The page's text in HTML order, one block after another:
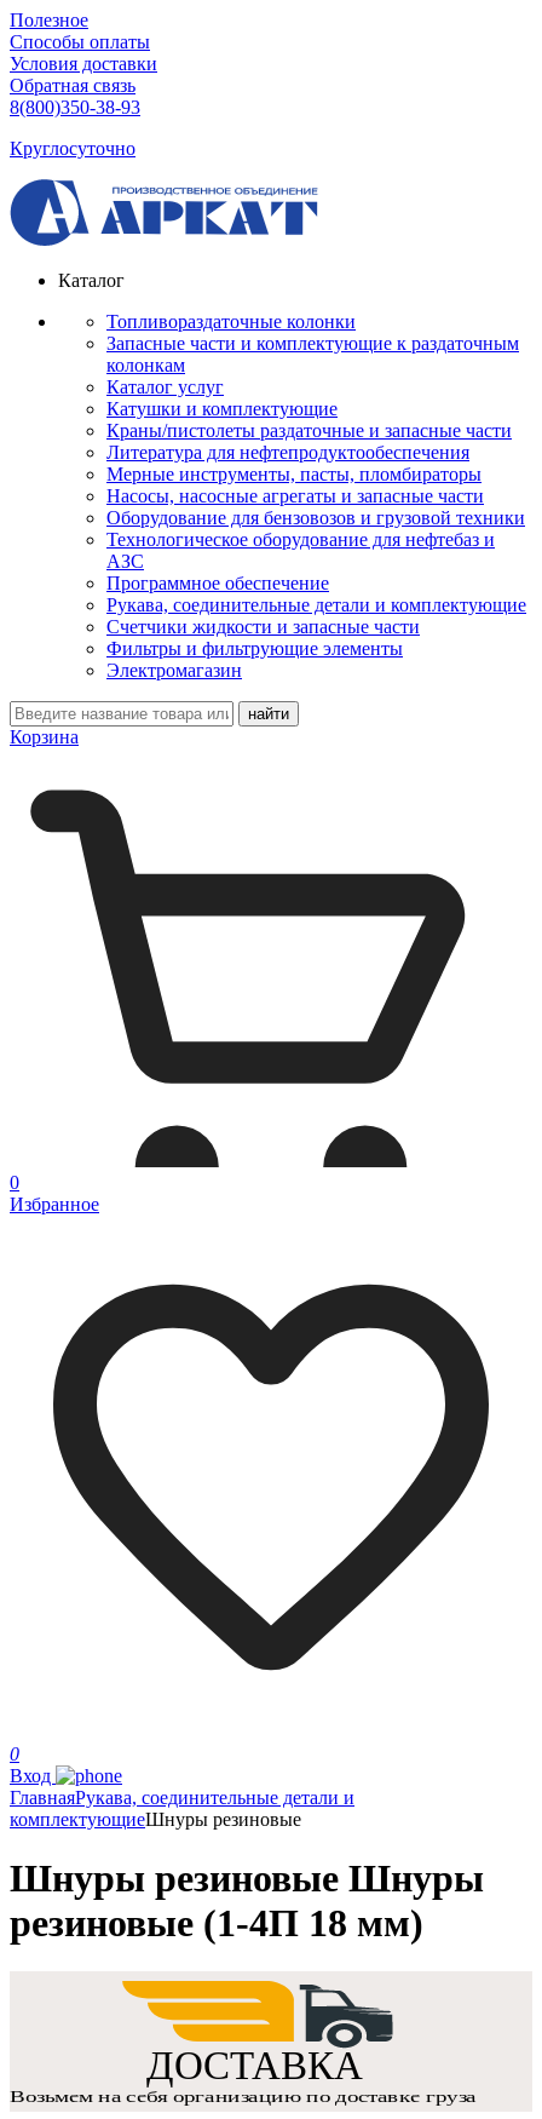
Полезное
Способы оплаты
Условия доставки
Обратная связь
8(800)350-38-93
Круглосуточно
Каталог
Топливораздаточные колонки
Запасные части и комплектующие к раздаточным
колонкам
Каталог услуг
Катушки и комплектующие
Краны/пистолеты раздаточные и запасные части
Литература для нефтепродуктообеспечения
Мерные инструменты, пасты, пломбираторы
Насосы, насосные агрегаты и запасные части
Оборудование для бензовозов и грузовой техники
Технологическое оборудование для нефтебаз и
АЗС
Программное обеспечение
Рукава, соединительные детали и комплектующие
Счетчики жидкости и запасные части
Фильтры и фильтрующие элементы
Электромагазин
Корзина
0
Избранное
0
Вход
ГлавнаяРукава, соединительные детали и
комплектующиеШнуры резиновые
Шнуры резиновые Шнуры
резиновые (1-4П 18 мм)